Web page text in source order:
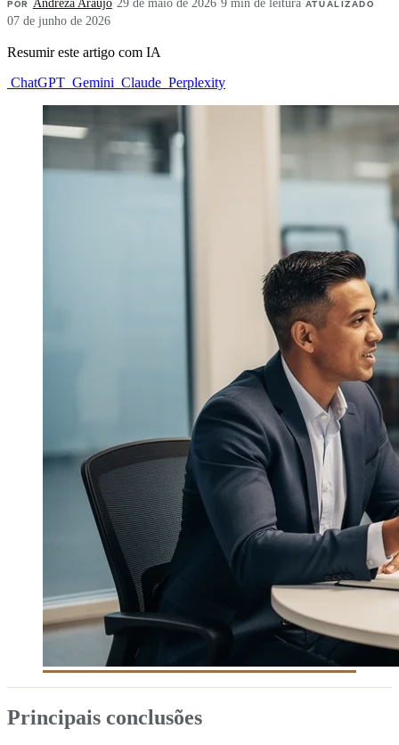
POR Andreza Araújo·29 de maio de 2026·9 min de leitura·ATUALIZADO
07 de junho de 2026
Resumir este artigo com IA
ChatGPT Gemini Claude Perplexity
Principais conclusões